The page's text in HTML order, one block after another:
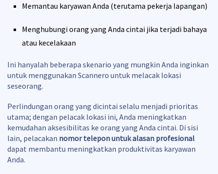
Memantau karyawan Anda (terutama pekerja lapangan)
Menghubungi orang yang Anda cintai jika terjadi bahaya
atau kecelakaan
Ini hanyalah beberapa skenario yang mungkin Anda inginkan
untuk menggunakan Scannero untuk melacak lokasi
seseorang.
Perlindungan orang yang dicintai selalu menjadi prioritas
utama; dengan pelacak lokasi ini, Anda meningkatkan
kemudahan aksesibilitas ke orang yang Anda cintai. Di sisi
lain, pelacakan nomor telepon untuk alasan profesional
dapat membantu meningkatkan produktivitas karyawan
Anda.